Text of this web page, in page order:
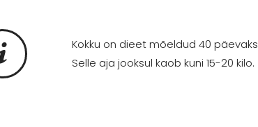
Kokku on dieet mõeldud 40
Selle aja jooksul kaob kuni 15-20 kilo.